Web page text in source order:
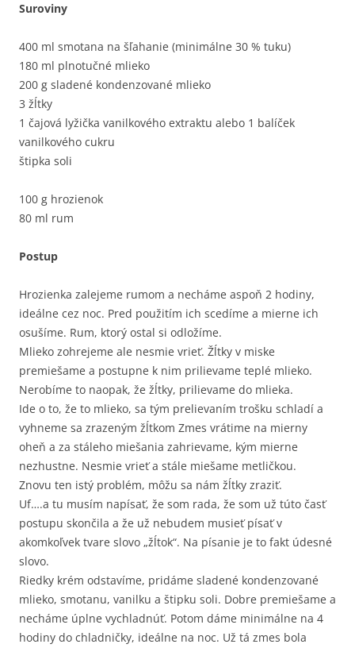
Suroviny
400 ml smotana na šľahanie (minimálne 30 % tuku)
180 ml plnotučné mlieko
200 g sladené kondenzované mlieko
3 žĺtky
1 čajová lyžička vanilkového extraktu alebo 1 balíček
vanilkového cukru
štipka soli
100 g hrozienok
80 ml rum
Postup
Hrozienka zalejeme rumom a necháme aspoň 2 hodiny,
ideálne cez noc. Pred použitím ich scedíme a mierne ich
osušíme. Rum, ktorý ostal si odložíme.
Mlieko zohrejeme ale nesmie vrieť. Žĺtky v miske
premiešame a postupne k nim prilievame teplé mlieko.
Nerobíme to naopak, že žĺtky, prilievame do mlieka.
Ide o to, že to mlieko, sa tým prelievaním trošku schladí a
vyhneme sa zrazeným žĺtkom Zmes vrátime na mierny
oheň a za stáleho miešania zahrievame, kým mierne
nezhustne. Nesmie vrieť a stále miešame metličkou.
Znovu ten istý problém, môžu sa nám žĺtky zraziť.
Uf….a tu musím napísať, že som rada, že som už túto časť
postupu skončila a že už nebudem musieť písať v
akomkoľvek tvare slovo „žĺtok“. Na písanie je to fakt údesné
slovo.
Riedky krém odstavíme, pridáme sladené kondenzované
mlieko, smotanu, vanilku a štipku soli. Dobre premiešame a
necháme úplne vychladnúť. Potom dáme minimálne na 4
hodiny do chladničky, ideálne na noc. Už tá zmes bola